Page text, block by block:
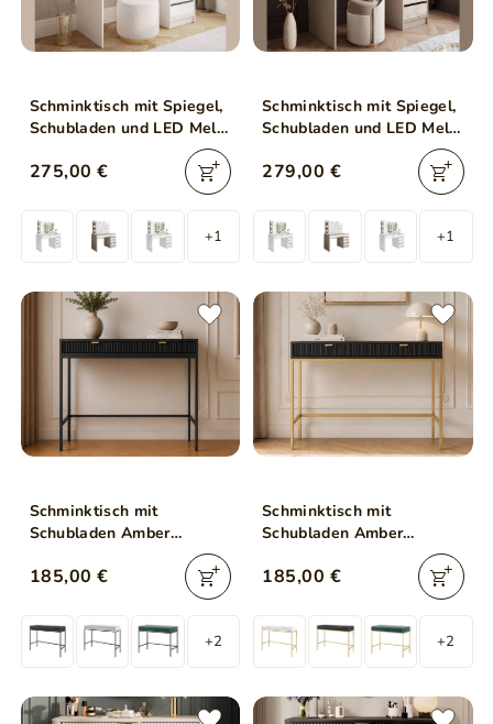
Schminktisch mit Spiegel,
Schubladen und LED Melo
Elite Weiß Hochglanz
275,00 €
+1
Schminktisch mit Spiegel,
Schubladen und LED Melo
Elite Kaschmir Hochglanz
279,00 €
+1
Schminktisch mit
Schubladen Amber
185,00 €
+2
Schminktisch mit
Schubladen Amber
185,00 €
+2